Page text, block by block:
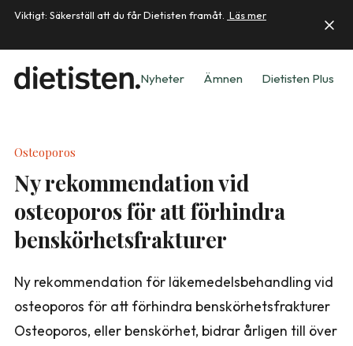
Viktigt: Säkerställ att du får Dietisten framåt. Läs mer
Nyheter Ämnen Dietisten Plus
Osteoporos
Ny rekommendation vid
osteoporos för att förhindra
benskörhetsfrakturer
Ny rekommendation för läkemedelsbehandling vid
osteoporos för att förhindra benskörhetsfrakturer
Osteoporos, eller benskörhet, bidrar årligen till över